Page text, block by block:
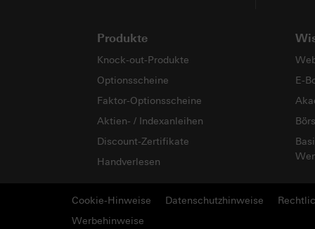
Produkte
Knock-out-Produkte
Optionsscheine
Faktor-Optionsscheine
Aktien- / Indexanleihen
Discount-Zertifikate
Handverlesen
E-
Cookie-Hinweise Datenschutzhinweise
Werbehinweise